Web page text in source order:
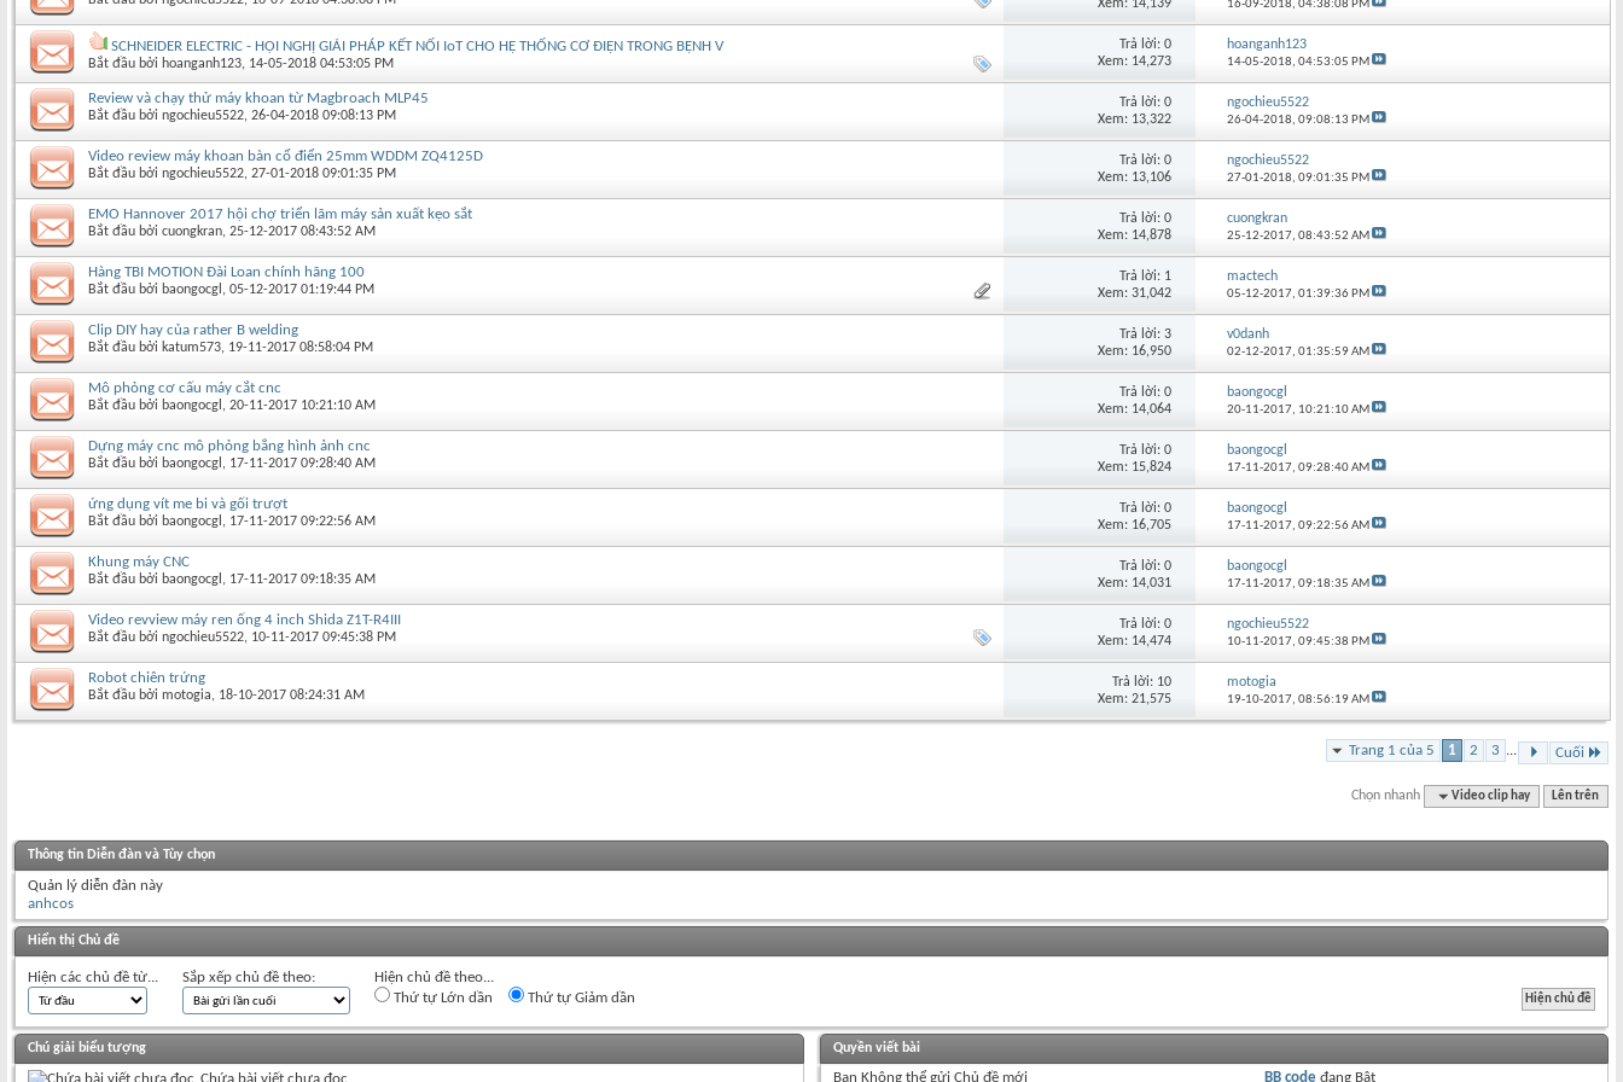
Xem: 14,139 16-09-2018,04:38:08 PM
SCHNEIDER ELECTRIC - HỘI NGHỊ GIẢI PHÁP KẾT NỐI IoT CHO HỆ THỐNG CƠ ĐIỆN TRONG BỆNH V
Bắt đầu bởi hoanganh123‎, 14-05-2018 04:53:05 PM
Trả lời: 0
Xem: 14,273
hoanganh123
14-05-2018,04:53:05 PM
Review và chạy thử máy khoan từ Magbroach MLP45
Bắt đầu bởi ngochieu5522‎, 26-04-2018 09:08:13 PM
Trả lời: 0
Xem: 13,322
ngochieu5522
26-04-2018,09:08:13 PM
Video review máy khoan bàn cổ điển 25mm WDDM ZQ4125D
Bắt đầu bởi ngochieu5522‎, 27-01-2018 09:01:35 PM
Trả lời: 0
Xem: 13,106
ngochieu5522
27-01-2018,09:01:35 PM
EMO Hannover 2017 hội chợ triển lãm máy sản xuất kẹo sắt
Bắt đầu bởi cuongkran‎, 25-12-2017 08:43:52 AM
Trả lời: 0
Xem: 14,878
cuongkran
25-12-2017,08:43:52 AM
Hàng TBI MOTION Đài Loan chính hãng 100
Bắt đầu bởi baongocgl ‎, 05-12-2017 01:19:44 PM
Trả lời: 1
Xem: 31,042
mactech
05-12-2017,01:39:36 PM
Clip DIY hay của rather B welding
Bắt đầu bởi katum573‎, 19-11-2017 08:58:04 PM
Trả lời: 3
Xem: 16,950
v0danh
02-12-2017,01:35:59 AM
Mô phỏng cơ cấu máy cắt cnc
Bắt đầu bởi baongocgl ‎, 20-11-2017 10:21:10 AM
Trả lời: 0
Xem: 14,064
baongocgl
20-11-2017, 10:21:10 AM
Dựng máy cnc mô phỏng bẳng hình ảnh cnc
Bắt đầu bởi baongocgl ‎, 17-11-2017 09:28:40 AM
Trả lời: 0
Xem: 15,824
baongocgl
17-11-2017,09:28:40 AM
ứng dụng vít me bi và gối trượt
Bắt đầu bởi baongocgl ‎, 17-11-2017 09:22:56 AM
Trả lời: 0
Xem: 16,705
baongocgl
17-11-2017,09:22:56 AM
Khung máy CNC
Bắt đầu bởi baongocgl ‎, 17-11-2017 09:18:35 AM
Trả lời: 0
Xem: 14,031
baongocgl
17-11-2017,09:18:35 AM
Video revview máy ren ống 4 inch Shida Z1T-R4III
Bắt đầu bởi ngochieu5522‎, 10-11-2017 09:45:38 PM
Trả lời: 0
Xem: 14,474
ngochieu5522
10-11-2017,09:45:38 PM
Robot chiên trứng
Bắt đầu bởi motogia‎, 18-10-2017 08:24:31 AM
Trả lời: 10
Xem: 21,575
motogia
19-10-2017,08:56:19 AM
Trang 1 của 5 1 2 3 ... Cuối
Chọn nhanh Video clip hay Lên trên
Thông tin Diễn đàn và Tùy chọn
Quản lý diễn đàn này
anhcos
Hiển thị Chủ đề
Hiện các chủ đề từ... Sắp xếp chủ đề theo:
Hiện chủ đề theo...
Thứ tự Lớn dần
Thứ tự Giảm dần
Chú giải biểu tượng
Chứa bài viết chưa đọc
Quyền viết bài
Bạn Không thểgửi Chủ đề mới BB code đang Bật